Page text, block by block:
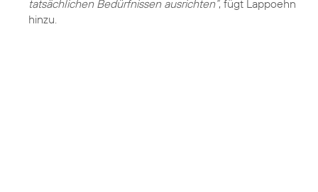
tatsächlichen Bedürfnissen ausrichten“, fügt Lappoehn
hinzu.